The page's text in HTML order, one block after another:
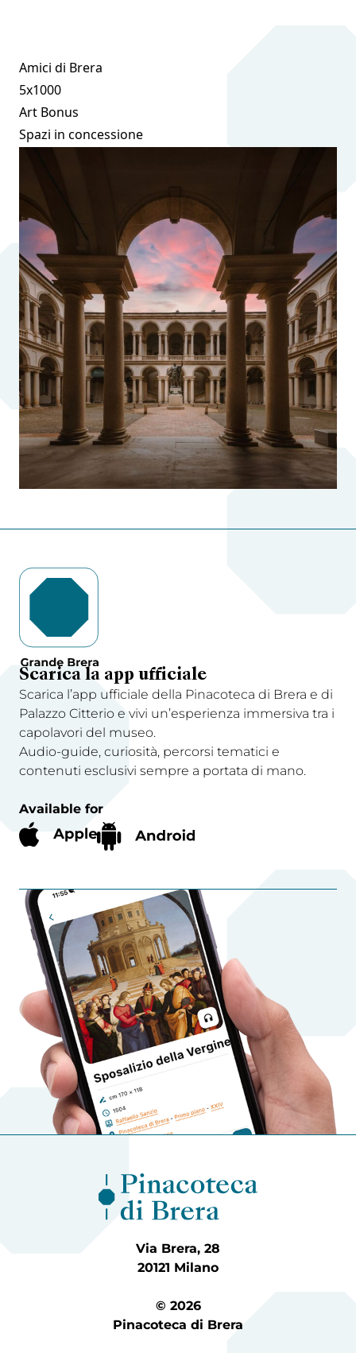
Amici di Brera
5x1000
Art Bonus
Spazi in concessione
Scarica la app ufficiale
Scarica l’app ufficiale della Pinacoteca di Brera e di
Palazzo Citterio e vivi un’esperienza immersiva tra i
capolavori del museo.
Audio-guide, curiosità, percorsi tematici e
contenuti esclusivi sempre a portata di mano.
Available for
Via Brera, 28
20121 Milano
© 2026
Pinacoteca di Brera